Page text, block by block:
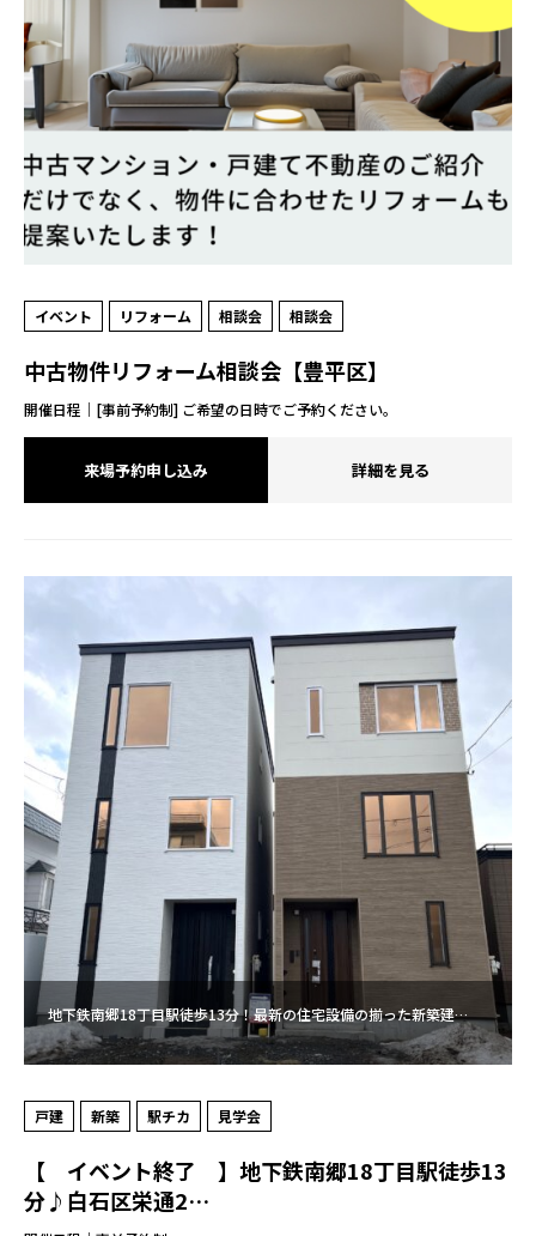
イベント リフォーム 相談会 相談会
中古物件リフォーム相談会【豊平区】
開催日程｜[事前予約制] ご希望の日時でご予約ください。
来場予約申し込み 詳細を見る
地下鉄南郷18丁目駅徒歩13分！最新の住宅設備の揃った新築建…
戸建 新築 駅チカ 見学会
【 イベント終了 】地下鉄南郷18丁目駅徒歩13
分♪白石区栄通2…